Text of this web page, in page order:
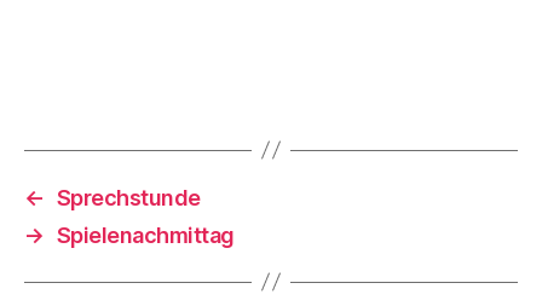
← Sprechstunde
→ Spielenachmittag